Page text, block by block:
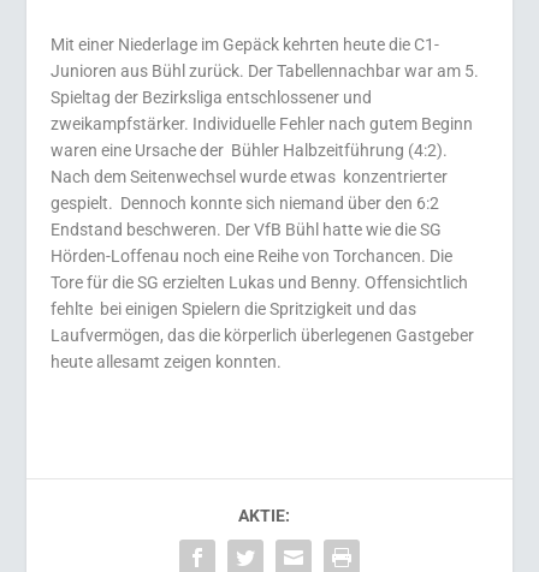
Mit einer Niederlage im Gepäck kehrten heute die C1-
Junioren aus Bühl zurück. Der Tabellennachbar war am 5.
Spieltag der Bezirksliga entschlossener und
zweikampfstärker. Individuelle Fehler nach gutem Beginn
waren eine Ursache der Bühler Halbzeitführung (4:2).
Nach dem Seitenwechsel wurde etwas konzentrierter
gespielt. Dennoch konnte sich niemand über den 6:2
Endstand beschweren. Der VfB Bühl hatte wie die SG
Hörden-Loffenau noch eine Reihe von Torchancen. Die
Tore für die SG erzielten Lukas und Benny. Offensichtlich
fehlte bei einigen Spielern die Spritzigkeit und das
Laufvermögen, das die körperlich überlegenen Gastgeber
heute allesamt zeigen konnten.
AKTIE: